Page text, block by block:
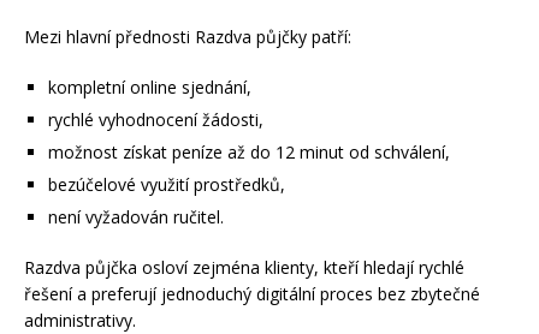
Mezi hlavní přednosti Razdva půjčky patří:
kompletní online sjednání,
rychlé vyhodnocení žádosti,
možnost získat peníze až do 12 minut od schválení,
bezúčelové využití prostředků,
není vyžadován ručitel.
Razdva půjčka osloví zejména klienty, kteří hledají rychlé
řešení a preferují jednoduchý digitální proces bez zbytečné
administrativy.